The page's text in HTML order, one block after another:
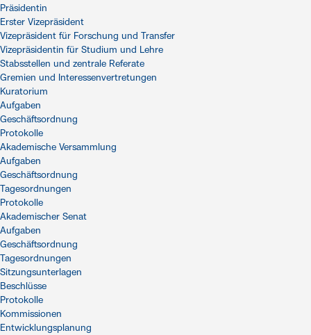
Präsidentin
Erster Vizepräsident
Vizepräsident für Forschung und Transfer
Vizepräsidentin für Studium und Lehre
Stabsstellen und zentrale Referate
Gremien und Interessenvertretungen
Kuratorium
Aufgaben
Geschäftsordnung
Protokolle
Akademische Versammlung
Aufgaben
Geschäftsordnung
Tagesordnungen
Protokolle
Akademischer Senat
Aufgaben
Geschäftsordnung
Tagesordnungen
Sitzungsunterlagen
Beschlüsse
Protokolle
Kommissionen
Entwicklungsplanung